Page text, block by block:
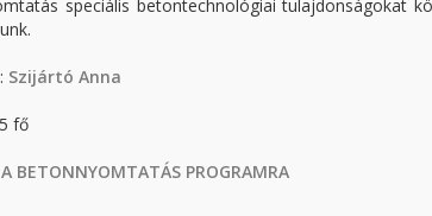
speciális betontechnológiai tulajdonságokat
Szijártó Anna
fő
BETONNYOMTATÁS PROGRAMRA